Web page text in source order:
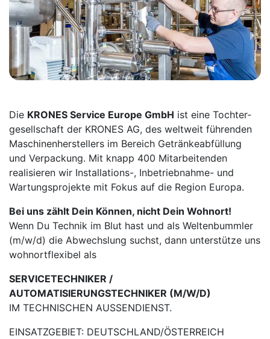
Die KRONES Service Europe GmbH ist eine Tochter­
gesellschaft der KRONES AG, des weltweit führenden
Maschinen­herstellers im Bereich Getränke­abfüllung
und Verpackung. Mit knapp 400 Mitarbei­tenden
realisieren wir Installations-, Inbetrieb­nahme- und
Wartungs­projekte mit Fokus auf die Region Europa.
Bei uns zählt Dein Können, nicht Dein Wohnort!
Wenn Du Technik im Blut hast und als Weltenbummler
(m/w/d) die Abwechslung suchst, dann unterstütze uns
wohnortflexibel als
SERVICETECHNIKER /
AUTOMATISIERUNGSTECHNIKER (M/W/D)
IM TECHNISCHEN AUSSENDIENST.
EINSATZGEBIET: DEUTSCHLAND/ÖSTERREICH